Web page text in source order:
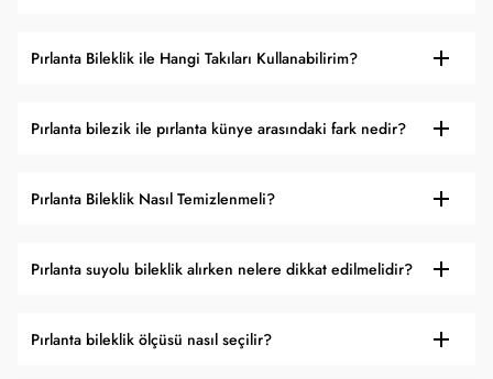
Pırlanta Bileklik ile Hangi Takıları Kullanabilirim?
Pırlanta bilezik ile pırlanta künye arasındaki fark nedir?
Pırlanta Bileklik Nasıl Temizlenmeli?
Pırlanta suyolu bileklik alırken nelere dikkat edilmelidir?
Pırlanta bileklik ölçüsü nasıl seçilir?